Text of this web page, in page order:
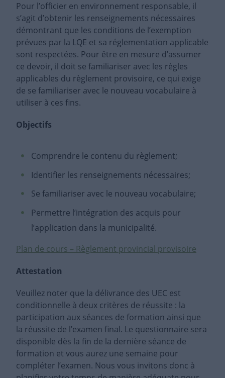
Pour l’officier en environnement responsable, il
s’agit d’obtenir les renseignements nécessaires
démontrant que les conditions de l’exemption
prévues par la LQE et sa réglementation applicable
sont respectées. Pour être en mesure d’assumer
ce devoir, il doit se familiariser avec les règles
applicables du règlement provisoire, ce qui exige
de se familiariser avec le nouveau vocabulaire à
utiliser à ces fins.
Objectifs
Comprendre le contenu du règlement;
Identifier les renseignements nécessaires;
Se familiariser avec le nouveau vocabulaire;
Permettre l’intégration des acquis pour
l’application dans la municipalité.
Plan de cours – Règlement provincial provisoire
Attestation
Veuillez noter que la délivrance des UEC est
conditionnelle à deux critères de réussite : la
participation aux séances de formation ainsi que
la réussite de l’examen final. Le questionnaire sera
disponible dès la fin de la dernière séance de
formation et vous aurez une semaine pour
compléter l’examen. Nous vous invitons donc à